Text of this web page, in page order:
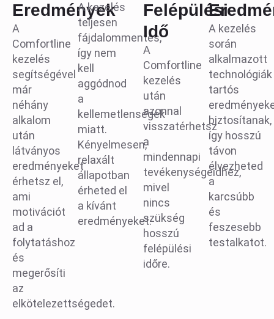
Eredmények
A
Comfortline
kezelés
segítségével
már
néhány
alkalom
után
látványos
eredményeket
érhetsz el,
ami
motivációt
ad a
folytatáshoz
és
megerősíti
az
elkötelezettségedet.
A kezelés
teljesen
fájdalommentes,
így nem
kell
aggódnod
a
kellemetlenségek
miatt.
Kényelmesen,
relaxált
állapotban
érheted el
a kívánt
eredményeket.
Felépülési
Idő
A
Comfortline
kezelés
után
azonnal
visszatérhetsz
a
mindennapi
tevékenységeidhez,
mivel
nincs
szükség
hosszú
felépülési
időre.
A kezelés
során
alkalmazott
technológiák
tartós
biztosítanak,
így hosszú
távon
élvezheted
a
karcsúbb
és
feszesebb
testalkatot.